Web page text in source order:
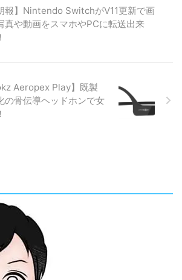
報】Nintendo SwitchがV11更新で画
真や動画をスマホやPCに転送出来
Aeropex Play】既製
の骨伝導ヘッドホンで女